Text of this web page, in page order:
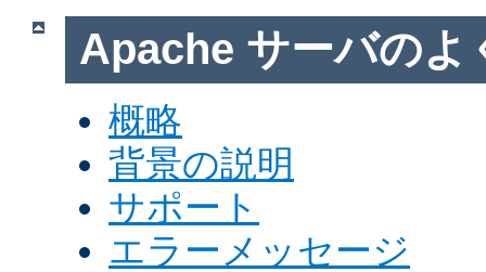
Apache サーバのよ
概略
背景の説明
サポート
エラーメッセージ